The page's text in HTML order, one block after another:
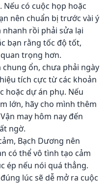
có cuộc họp hoặc
nên chuẩn bị trước vài ý
rồi phải sửa lại
bạn rằng tốc độ tốt,
trọng hơn.
ổn, chưa phải ngày
tích cực từ các khoản
hoặc dự án phụ. Nếu
lớn, hãy cho mình thêm
may hôm nay đến
ngờ.
Bạch Dương nên
có thể vô tình tạo cảm
ép nếu nói quá thẳng.
lúc sẽ dễ mở ra cuộc